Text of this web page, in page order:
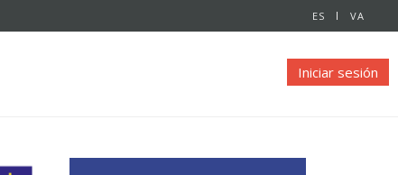
ES VA
Iniciar sesión